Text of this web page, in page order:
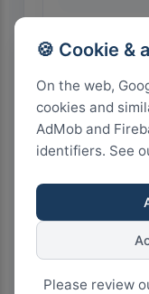
🍪 Cookie &
On the web,
cookies and
AdMob and
identifiers. See
Please review
🇪🇬
Highest
🇪🇬 Egypt